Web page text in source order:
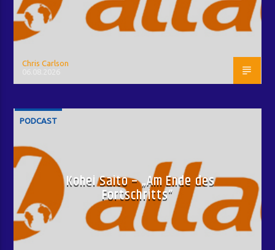
Chris Carlson
PODCAST
Kohei Saito – „Am Ende des
Fortschritts“